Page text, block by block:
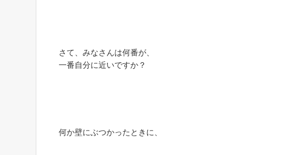
さて、みなさんは何番が、
一番自分に近いですか？
何か壁にぶつかったときに、